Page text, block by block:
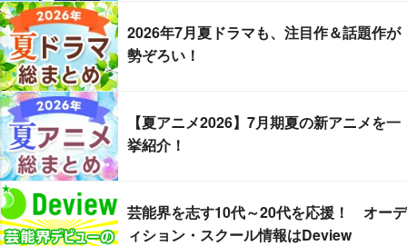
2026年7月夏ドラマも、注目作＆話題作が
勢ぞろい！
【夏アニメ2026】7月期夏の新アニメを一
挙紹介！
芸能界を志す10代～20代を応援！ オーデ
ィション・スクール情報はDeview